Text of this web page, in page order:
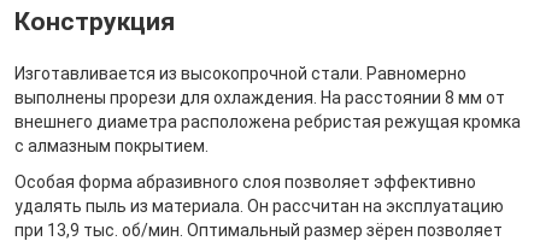
Конструкция
Изготавливается из высокопрочной стали. Равномерно
выполнены прорези для охлаждения. На расстоянии 8 мм от
внешнего диаметра расположена ребристая режущая кромка
с алмазным покрытием.
Особая форма абразивного слоя позволяет эффективно
удалять пыль из материала. Он рассчитан на эксплуатацию
при 13,9 тыс. об/мин. Оптимальный размер зёрен позволяет